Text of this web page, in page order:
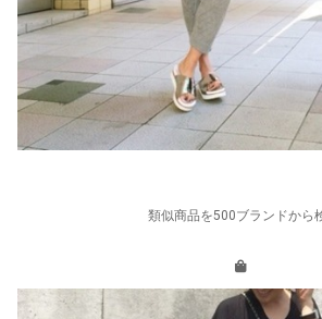
類似商品を500ブランドから